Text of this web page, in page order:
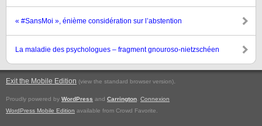
« #SansMoi », énième considération sur l’abstention
La maladie des psychologues – fragment gnouroso-nietzschéen
Exit the Mobile Edition (view the standard browser version).
Proudly powered by WordPress and Carrington Connexion
WordPress Mobile Edition available from Crowd Favorite.